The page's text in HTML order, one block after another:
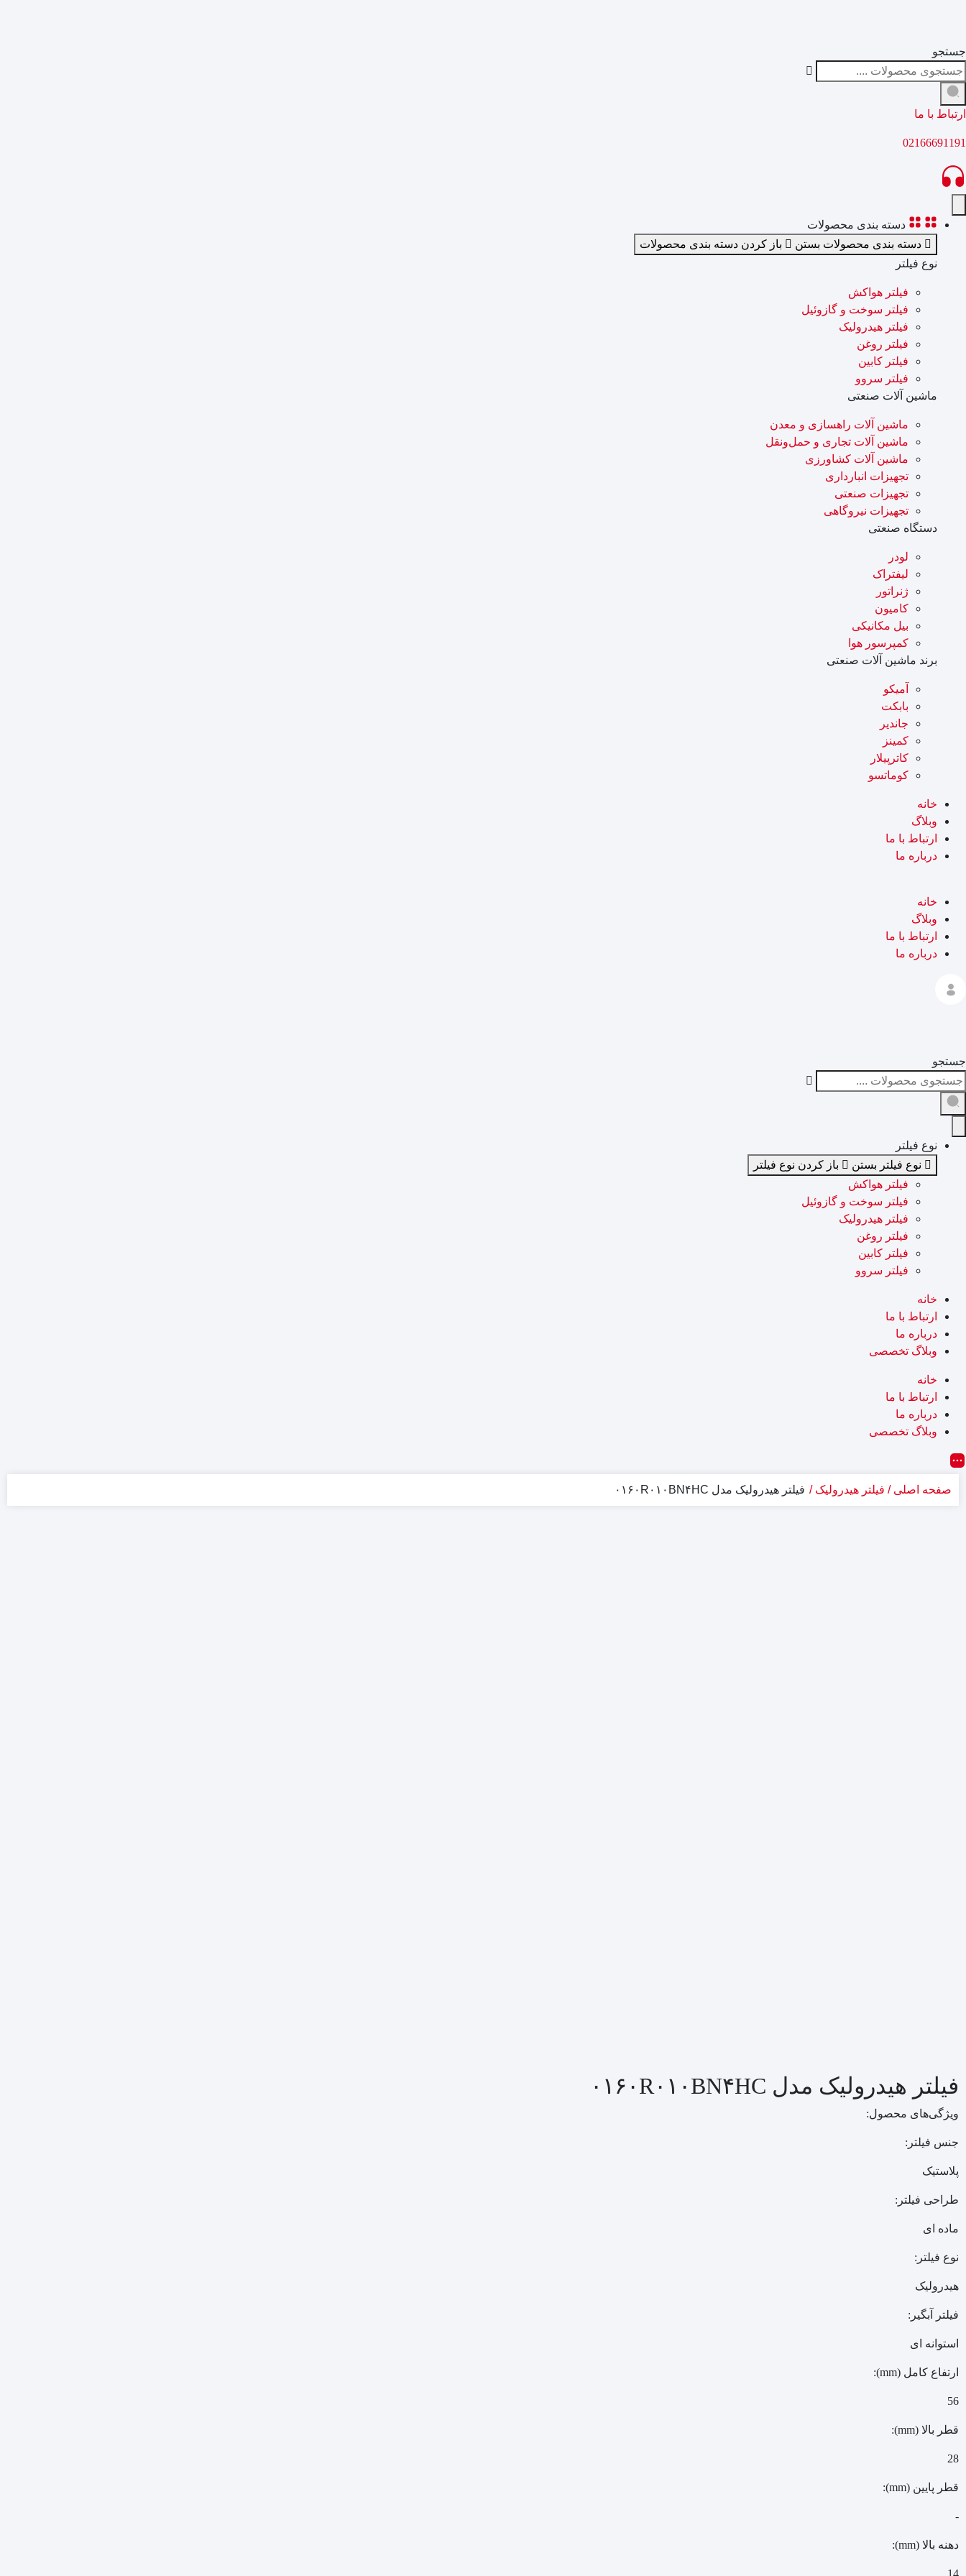
جستجو
ارتباط با ما
02166691191
دسته بندی محصولات
دسته بندی محصولات بستن
باز کردن دسته بندی محصولات
نوع فیلتر
فیلتر هواکش
فیلتر سوخت و گازوئیل
فیلتر هیدرولیک
فیلتر روغن
فیلتر کابین
فیلتر سروو
ماشین آلات صنعتی
ماشین آلات راهسازی و معدن
ماشین آلات تجاری و حمل‌ونقل
ماشین آلات کشاورزی
تجهیزات انبارداری
تجهیزات صنعتی
تجهیزات نیروگاهی
دستگاه صنعتی
لودر
لیفتراک
ژنراتور
کامیون
بیل مکانیکی
کمپرسور هوا
برند ماشین آلات صنعتی
آميکو
بابکت
جاندیر
کمینز
کاترپیلار
کوماتسو
خانه
وبلاگ
ارتباط با ما
درباره ما
خانه
وبلاگ
ارتباط با ما
درباره ما
جستجو
نوع فیلتر
نوع فیلتر بستن
باز کردن نوع فیلتر
فیلتر هواکش
فیلتر سوخت و گازوئیل
فیلتر هیدرولیک
فیلتر روغن
فیلتر کابین
فیلتر سروو
خانه
ارتباط با ما
درباره ما
وبلاگ تخصصی
خانه
ارتباط با ما
درباره ما
وبلاگ تخصصی
صفحه اصلی فیلتر هیدرولیک فیلتر هیدرولیک مدل ۰۱۶۰R۰۱۰BN۴HC
فیلتر هیدرولیک مدل ۰۱۶۰R۰۱۰BN۴HC
ویژگی‌های محصول:
جنس فیلتر:
پلاستیک
طراحی فیلتر:
ماده ای
نوع فیلتر:
هیدرولیک
فیلتر آبگیر:
استوانه ای
ارتفاع کامل (mm):
56
قطر بالا (mm):
28
قطر پایین (mm):
-
دهنه بالا (mm):
14